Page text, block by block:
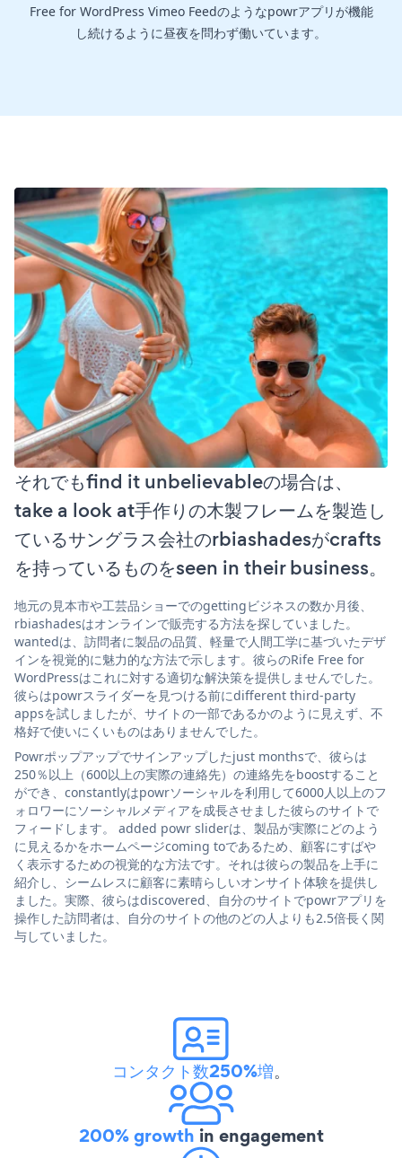
Free for WordPress Vimeo Feedのようなpowrアプリが機能
し続けるように昼夜を問わず働いています。
それでもfind it unbelievableの場合は、
take a look at手作りの木製フレームを製造し
ているサングラス会社のrbiashadesがcrafts
を持っているものをseen in their business。
地元の見本市や工芸品ショーでのgettingビジネスの数か月後、
rbiashadesはオンラインで販売する方法を探していました。
wantedは、訪問者に製品の品質、軽量で人間工学に基づいたデザ
インを視覚的に魅力的な方法で示します。彼らのRife Free for
WordPressはこれに対する適切な解決策を提供しませんでした。
彼らはpowrスライダーを見つける前にdifferent third-party
appsを試しましたが、サイトの一部であるかのように見えず、不
格好で使いにくいものはありませんでした。
Powrポップアップでサインアップしたjust monthsで、彼らは
250％以上（600以上の実際の連絡先）の連絡先をboostすること
ができ、constantlyはpowrソーシャルを利用して6000人以上のフ
ォロワーにソーシャルメディアを成長させました彼らのサイトで
フィードします。 added powr sliderは、製品が実際にどのよう
に見えるかをホームページcoming toであるため、顧客にすばや
く表示するための視覚的な方法です。それは彼らの製品を上手に
紹介し、シームレスに顧客に素晴らしいオンサイト体験を提供し
ました。実際、彼らはdiscovered、自分のサイトでpowrアプリを
操作した訪問者は、自分のサイトの他のどの人よりも2.5倍長く関
与していました。
コンタクト数250%増。
200% growth in engagement